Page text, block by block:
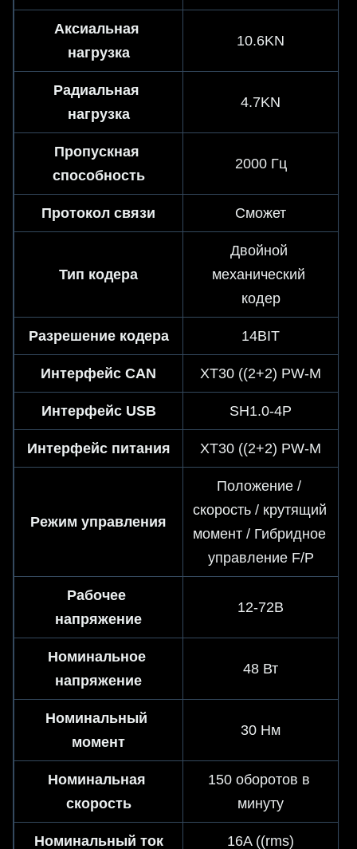
Аксиальная
нагрузка
10.6KN
Радиальная
нагрузка
4.7KN
Пропускная
способность
2000 Гц
Протокол связи Сможет
Тип кодера
Двойной
механический
кодер
Разрешение кодера 14BIT
Интерфейс CAN XT30 ((2+2) PW-M
Интерфейс USB SH1.0-4P
Интерфейс питания XT30 ((2+2) PW-M
Режим управления
Положение /
скорость / крутящий
момент / Гибридное
управление F/P
Рабочее
напряжение
12-72В
Номинальное
напряжение
48 Вт
Номинальный
момент
30 Нм
Номинальная
скорость
150 оборотов в
минуту
Номинальный ток 16A ((rms)